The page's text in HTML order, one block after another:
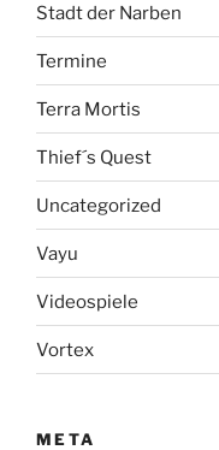
Stadt der Narben
Termine
Terra Mortis
Thief´s Quest
Uncategorized
Vayu
Videospiele
Vortex
META